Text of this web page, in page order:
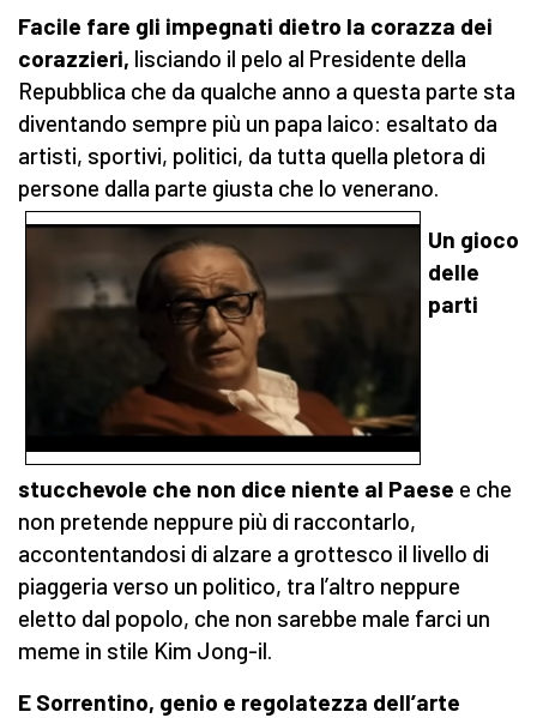
Facile fare gli impegnati dietro la corazza dei
corazzieri, lisciando il pelo al Presidente della
Repubblica che da qualche anno a questa parte sta
diventando sempre più un papa laico: esaltato da
artisti, sportivi, politici, da tutta quella pletora di
persone dalla parte giusta che lo venerano.
Un gioco
delle
parti
stucchevole che non dice niente al Paese e che
non pretende neppure più di raccontarlo,
accontentandosi di alzare a grottesco il livello di
piaggeria verso un politico, tra l’altro neppure
eletto dal popolo, che non sarebbe male farci un
meme in stile Kim Jong-il.
E Sorrentino, genio e regolatezza dell’arte